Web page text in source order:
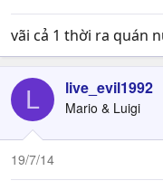
vãi cả 1 thời ra quán
L live_evil1992
Mario & Luigi
19/7/14